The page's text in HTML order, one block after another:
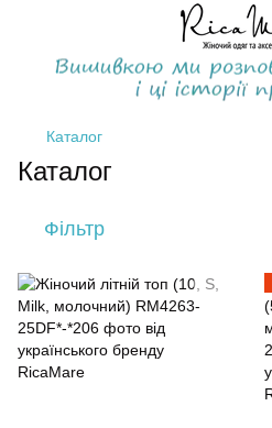
Каталог
Каталог
Фільтр